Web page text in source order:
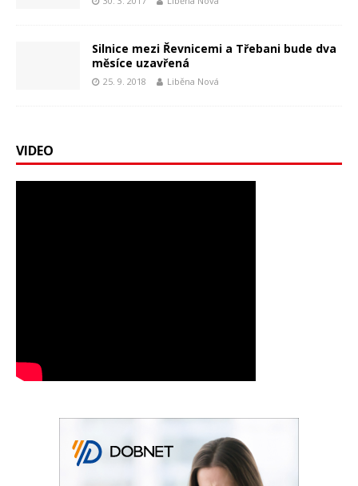
Silnice mezi Řevnicemi a Třebani bude dva
měsíce uzavřená
25. 9. 2018 Liběna Nová
VIDEO